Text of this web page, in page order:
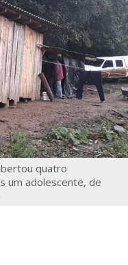
quatro
um adolescente, de